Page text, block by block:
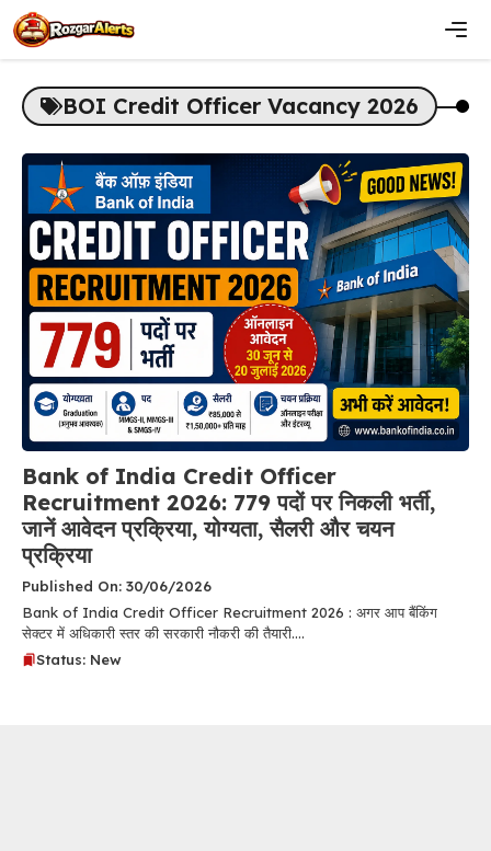
Skip
to
content
BOI Credit Officer Vacancy 2026
Bank of India Credit Officer
Recruitment 2026: 779 पदों पर निकली भर्ती,
जानें आवेदन प्रक्रिया, योग्यता, सैलरी और चयन
प्रक्रिया
Published On: 30/06/2026
Bank of India Credit Officer Recruitment 2026 : अगर आप बैंकिंग
सेक्टर में अधिकारी स्तर की सरकारी नौकरी की तैयारी....
Status: New